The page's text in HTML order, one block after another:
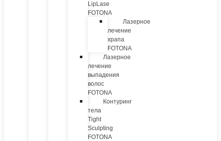
LipLase
FOTONA
Лазерное
лечение
храпа
FOTONA
Лазерное
лечение
выпадения
волос
FOTONA
Контуринг
тела
Tight
Sculpting
FOTONA